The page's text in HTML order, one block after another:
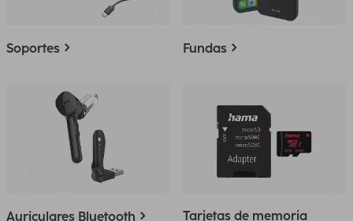
Soportes Fundas
Auriculares Bluetooth
Tarjetas de memoria